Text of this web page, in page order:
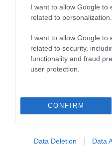
I want to allow Google to
related to personalization.
I want to allow Google to
related to security,
functionality and fraud
user protection.
CONFIRM
Data Deletion Data
ÚJ
TELJES